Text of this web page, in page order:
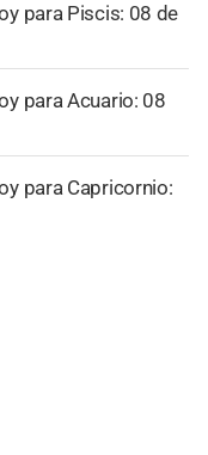
para Piscis: 08 de
para Acuario: 08
para Capricornio: